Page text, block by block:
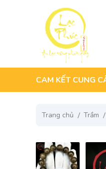
CAM KẾT CUNG
Trang chủ Trầm